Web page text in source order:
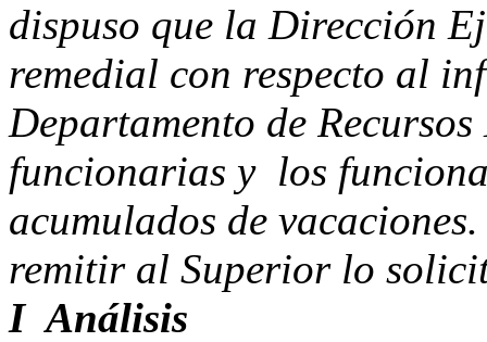
dispuso que la Dirección
remedial con respecto al
Departamento de
funcionarias y los
acumulados de
remitir al Superior lo
I Análisis